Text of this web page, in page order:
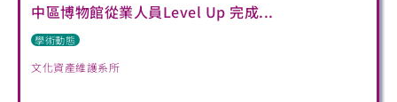
中區博物館從業人員Level Up 完成...
學術動態
文化資產維護系所